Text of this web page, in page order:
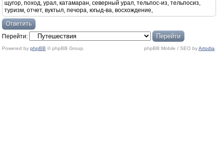
щугор, поход, урал, катамаран, северный урал, тельпос-из, тельпосиз,
туризм, отчет, вуктыл, печора, югыд-ва, восхождение,
Ответить
Перейти:
Powered by phpBB © phpBB Group. phpBB Mobile / SEO byArtodia